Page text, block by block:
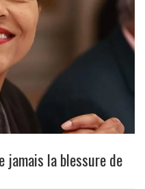
jamais la blessure de